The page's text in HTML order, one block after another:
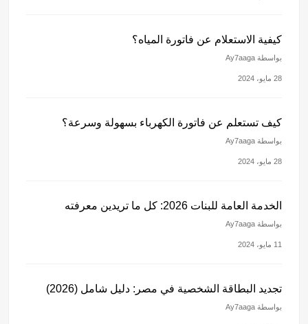
كيفية الاستعلام عن فاتورة المياه؟
بواسطة Ay7aaga
28 مايو، 2024
كيف تستعلم عن فاتورة الكهرباء بسهولة وسرعة؟
بواسطة Ay7aaga
28 مايو، 2024
الخدمة العامة للبنات 2026: كل ما تريدين معرفته
بواسطة Ay7aaga
11 مايو، 2024
تجديد البطاقة الشخصية في مصر: دليل شامل (2026)
بواسطة Ay7aaga